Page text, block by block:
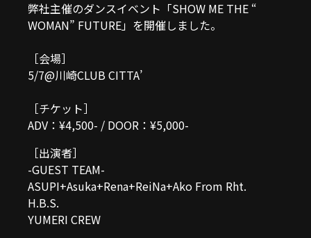
弊社主催のダンスイベント「SHOW ME THE “
WOMAN” FUTURE」を開催しました。
［会場］
5/7@川崎CLUB CITTA’
［チケット］
ADV：¥4,500- / DOOR：¥5,000-
［出演者］
-GUEST TEAM-
ASUPI+Asuka+Rena+ReiNa+Ako From Rht.
H.B.S.
YUMERI CREW